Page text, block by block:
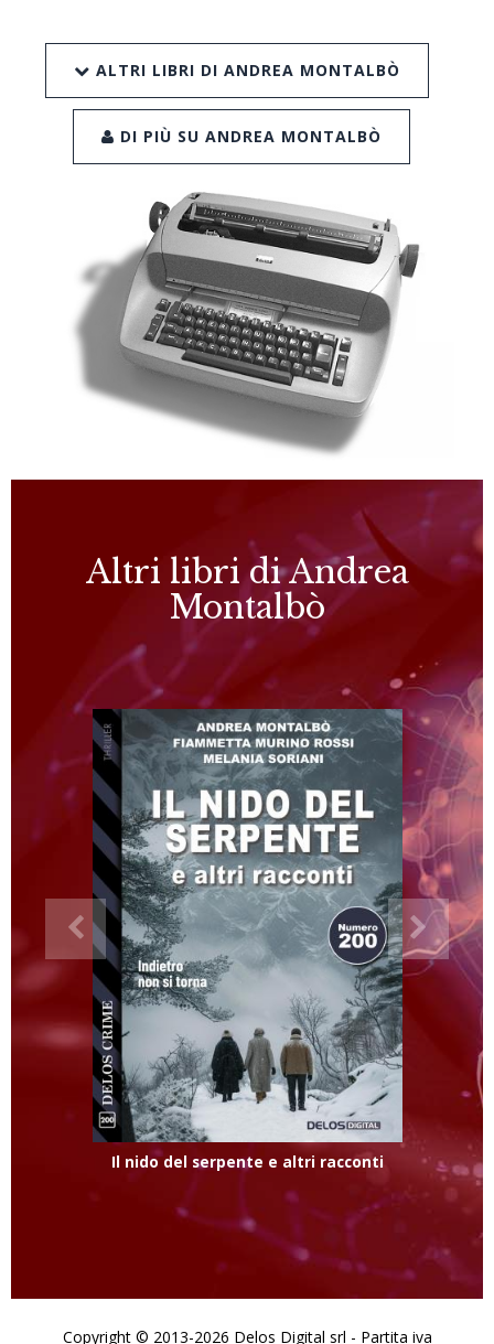
ALTRI LIBRI DI ANDREA MONTALBÒ
DI PIÙ SU ANDREA MONTALBÒ
Altri libri di Andrea
Montalbò
Il nido del serpente e altri racconti
Copyright © 2013-2026 Delos Digital srl - Partita iva